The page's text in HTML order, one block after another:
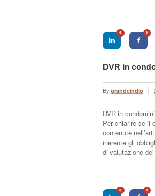
0 0
DVR in
By grandeindio
DVR in
Per chiarire se il
contenute
inerente gli
di valutazione
0 0